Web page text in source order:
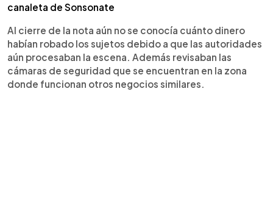
canaleta de Sonsonate
Al cierre de la nota aún no se conocía cuánto dinero
habían robado los sujetos debido a que las autoridades
aún procesaban la escena. Además revisaban las
cámaras de seguridad que se encuentran en la zona
donde funcionan otros negocios similares.